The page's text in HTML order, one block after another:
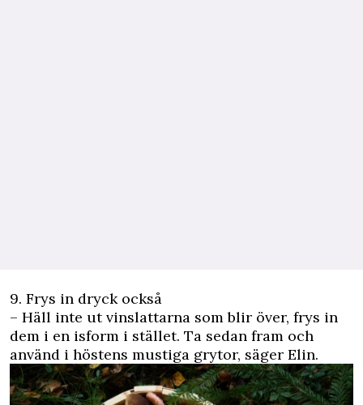
9. Frys in dryck också
– Häll inte ut vinslattarna som blir över, frys in
dem i en isform i stället. Ta sedan fram och
använd i höstens mustiga grytor, säger Elin.